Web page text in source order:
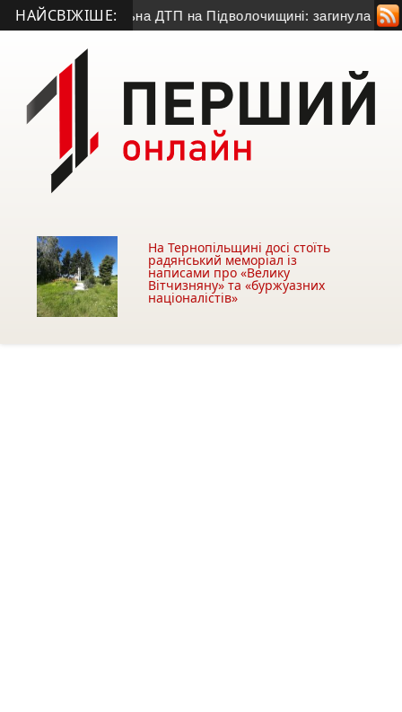
НАЙСВІЖІШЕ:
• Смертельна ДТП на Підволочищині: загинула жінка,
На Тернопільщині досі стоїть
радянський меморіал із
написами про «Велику
Вітчизняну» та «буржуазних
націоналістів»